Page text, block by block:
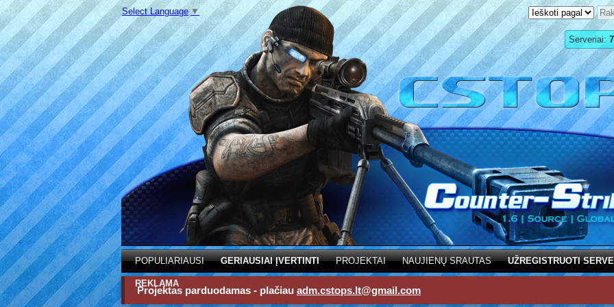
Select Language ▼
Serveriai:
POPULIARIAUSI GERIAUSIAI ĮVERTINTI PROJEKTAI NAUJIENŲ SRAUTAS UŽREGISTRUOTI
REKLAMA
Projektas parduodamas - plačiau adm.cstops.lt@gmail.com